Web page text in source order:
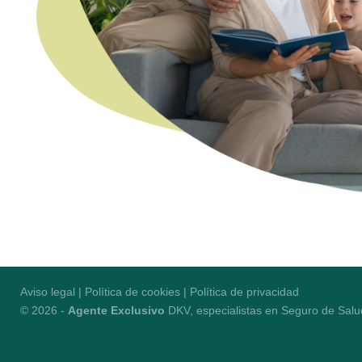
Aviso legal | Política de cookies | Política de privacidad
© 2026 - Agente Exclusivo DKV, especialistas en Seguro de